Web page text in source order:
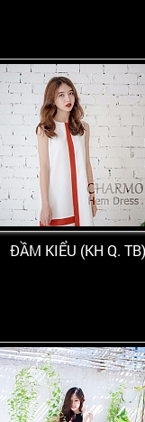
ĐẦM KIỂU (KH Q. TB)